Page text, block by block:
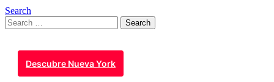
Search
Search
for:
Descubre Nueva York